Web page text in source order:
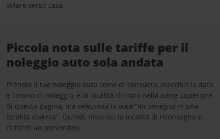
volare verso casa.
Piccola nota sulle tariffe per il
noleggio auto sola andata
Prenota il tuo noleggio auto come di consueto: inserisci la data
e l’orario di noleggio, e la località di ritiro nella parte superiore
di questa pagina, ma seleziona la voce “Riconsegna in una
località diversa”. Quindi, inserisci la località di riconsegna e
richiedi un preventivo.